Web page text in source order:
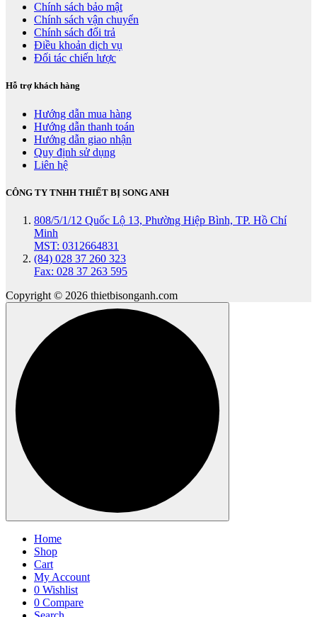
Chính sách bảo mật
Chính sách vận chuyển
Chính sách đổi trả
Điều khoản dịch vụ
Đối tác chiến lược
Hỗ trợ khách hàng
Hướng dẫn mua hàng
Hướng dẫn thanh toán
Hướng dẫn giao nhận
Quy định sử dụng
Liên hệ
CÔNG TY TNHH THIẾT BỊ SONG ANH
808/5/1/12 Quốc Lộ 13, Phường Hiệp Bình, TP. Hồ Chí
Minh
MST: 0312664831
(84) 028 37 260 323
Fax: 028 37 263 595
Copyright © 2026 thietbisonganh.com
Home
Shop
Cart
My Account
0 Wishlist
0 Compare